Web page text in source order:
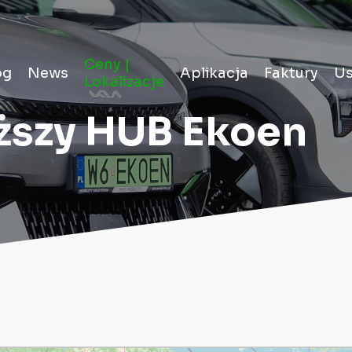
News
Ceny |
Lokalizacje
Aplikacja Faktury
HUB Ekoen